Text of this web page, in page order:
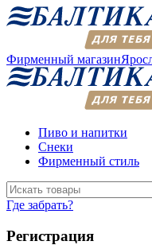
Фирменный магазин
Пиво и напитки
Снеки
Фирменный стиль
Где забрать?
Регистрация